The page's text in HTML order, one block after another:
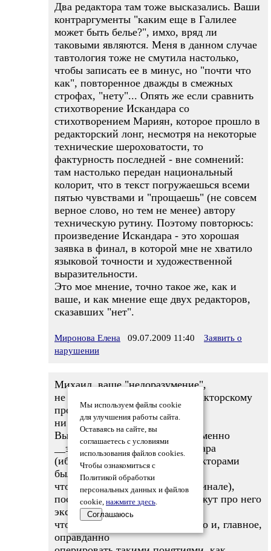
Два редактора там тоже высказались. Ваши
контраргументы "каким еще в Галилее
может быть белье?", имхо, вряд ли
таковыми являются. Меня в данном случае
тавтология тоже не смутила настолько,
чтобы записать ее в минус, но "почти что
как", повторенное дважды в смежных
строфах, "нету"... Опять же если сравнить
стихотворение Искандара со
стихотворением Мариян, которое прошло в
редакторский лонг, несмотря на некоторые
технические шероховатости, то
фактурность последней - вне сомнений:
там настолько передан национальный
колорит, что в текст погружаешься всеми
пятью чувствами и "прощаешь" (не совсем
верное слово, но тем не менее) автору
техническую рутину. Поэтому повторюсь:
произведение Искандара - это хорошая
заявка в финал, в которой мне не хватило
языковой точности и художественной
выразительности.
Это мое мнение, точно такое же, как и
ваше, и как мнение еще двух редакторов,
сказавших "нет".
Миронова Елена 09.07.2009 11:40
Заявить о
нарушении
Михаил, ваше "недоразумение",
не блещет ни уважением к редакторскому
профессионализму,
ни намеком на объетивность.
Выставьте в следующем туре именно
__это__ стихотворение Искандара
(ибо про другие его стихи редакторами
было внятно сказано,
что они вполне могут быть в финале),
послушайте, что скажут/не скажут про него
экспреты и читатели,
чтобы по результатам сего смело и, главное,
оправданно
Мы используем файлы cookie
для улучшения работы сайта.
Оставаясь на сайте, вы
соглашаетесь с условиями
использования файлов cookies.
Чтобы ознакомиться с
Политикой обработки
персональных данных и файлов
cookie, нажмите здесь.
Соглашаюсь